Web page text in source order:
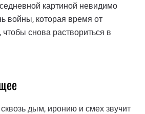
картиной невидимо
войны, которая время от
снова раствориться в
дым, иронию и смех звучит